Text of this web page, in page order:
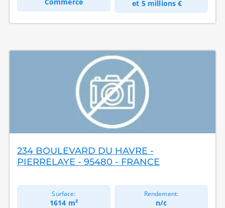
et 5 millions €
234 BOULEVARD DU HAVRE -
PIERRELAYE - 95480 - FRANCE
Surface:
1614 m²
Rendement:
n/c